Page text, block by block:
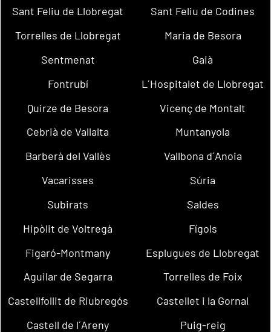
Sant Feliu de Llobregat
Sant Feliu de Codines
Torrelles de Llobregat
Maria de Besora
Sentmenat
Gaià
Fontrubí
L´Hospitalet de Llobregat
Quirze de Besora
Vicenç de Montalt
Cebrià de Vallalta
Muntanyola
Barberà del Vallès
Vallbona d´Anoia
Vacarisses
Súria
Subirats
Saldes
Hipòlit de Voltregà
Fígols
Figaró-Montmany
Esplugues de Llobregat
Aguilar de Segarra
Torrelles de Foix
Castellfollit de Riubregós
Castellet i la Gornal
Castell de l´Areny
Puig-reig